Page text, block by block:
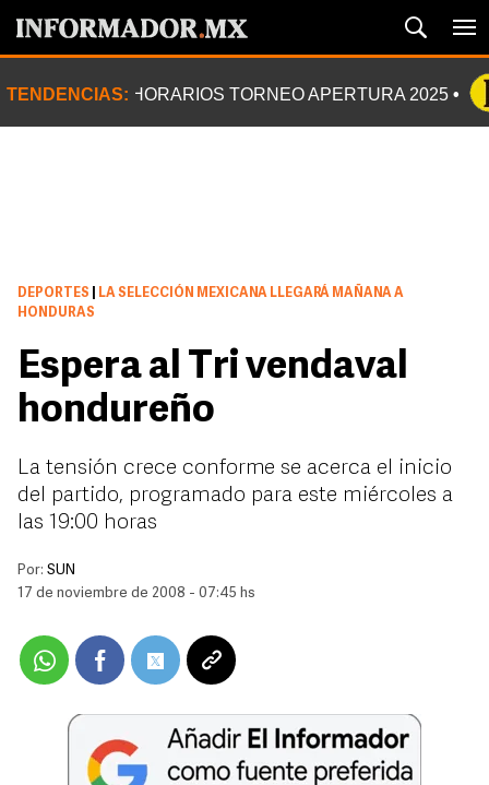
TENDENCIAS: HORARIOS TORNEO APERTURA 2025
DEPORTES
LA SELECCIÓN MEXICANA LLEGARÁ MAÑANA A
HONDURAS
Espera al Tri vendaval
hondureño
La tensión crece conforme se acerca el inicio
del partido, programado para este miércoles a
las 19:00 horas
Por: SUN
17 de noviembre de 2008 - 07:45 hs